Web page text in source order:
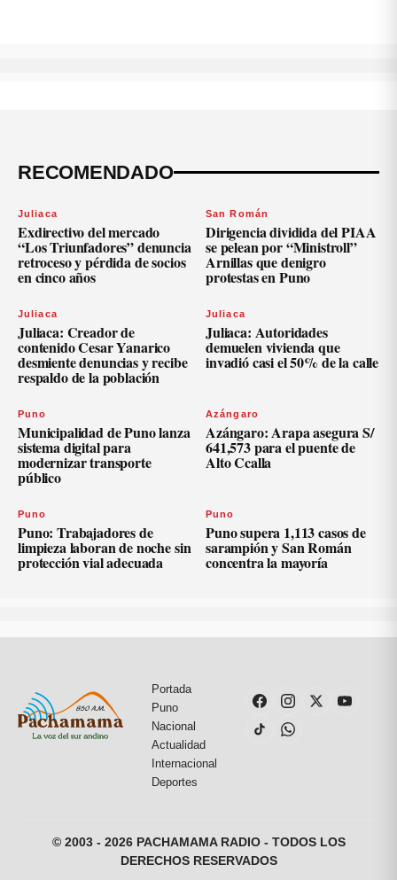
RECOMENDADO
Juliaca
Exdirectivo del mercado
“Los Triunfadores” denuncia
retroceso y pérdida de socios
en cinco años
San Román
Dirigencia dividida del PIAA
se pelean por “Ministroll”
Arnillas que denigro
protestas en Puno
Juliaca
Juliaca: Creador de
contenido Cesar Yanarico
desmiente denuncias y recibe
respaldo de la población
Juliaca
Juliaca: Autoridades
demuelen vivienda que
invadió casi el 50% de la calle
Puno
Municipalidad de Puno lanza
sistema digital para
modernizar transporte
público
Azángaro
Azángaro: Arapa asegura S/
641,573 para el puente de
Alto Ccalla
Puno
Puno: Trabajadores de
limpieza laboran de noche sin
protección vial adecuada
Puno
Puno supera 1,113 casos de
sarampión y San Román
concentra la mayoría
Portada
Puno
Nacional
Actualidad
Internacional
Deportes
© 2003 - 2026 PACHAMAMA RADIO - TODOS LOS
DERECHOS RESERVADOS